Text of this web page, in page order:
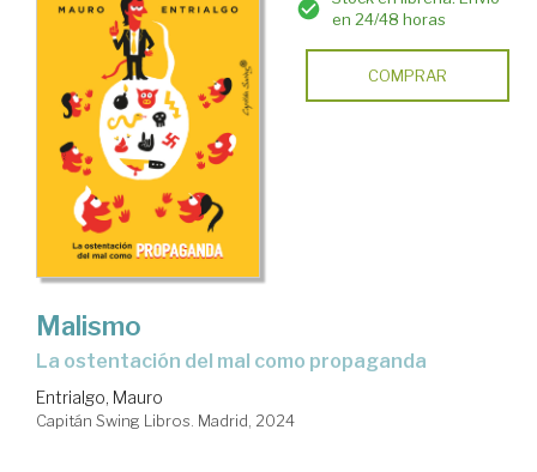
en 24/48 horas
COMPRAR
Malismo
la ostentación del mal como propaganda
Entrialgo, Mauro
Capitán Swing Libros. Madrid, 2024